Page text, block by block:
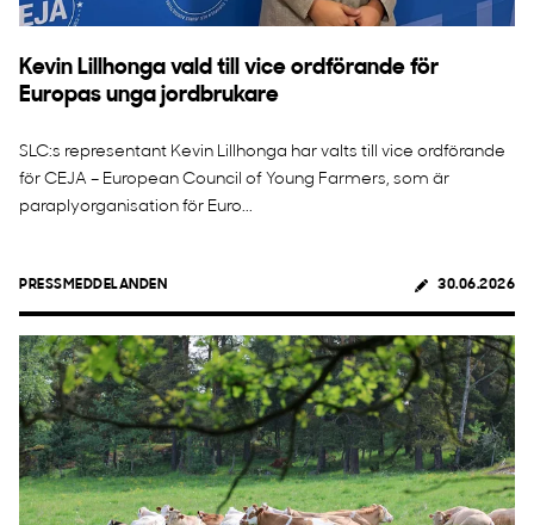
Kevin Lillhonga vald till vice ordförande för
Europas unga jordbrukare
SLC:s representant Kevin Lillhonga har valts till vice ordförande
för CEJA – European Council of Young Farmers, som är
paraplyorganisation för Euro...
PRESSMEDDELANDEN 30.06.2026